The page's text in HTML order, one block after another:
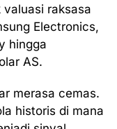
valuasi raksasa
Electronics,
hingga
AS.
merasa cemas.
historis di mana